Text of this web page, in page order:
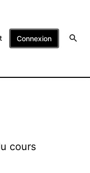
Connexion
cours